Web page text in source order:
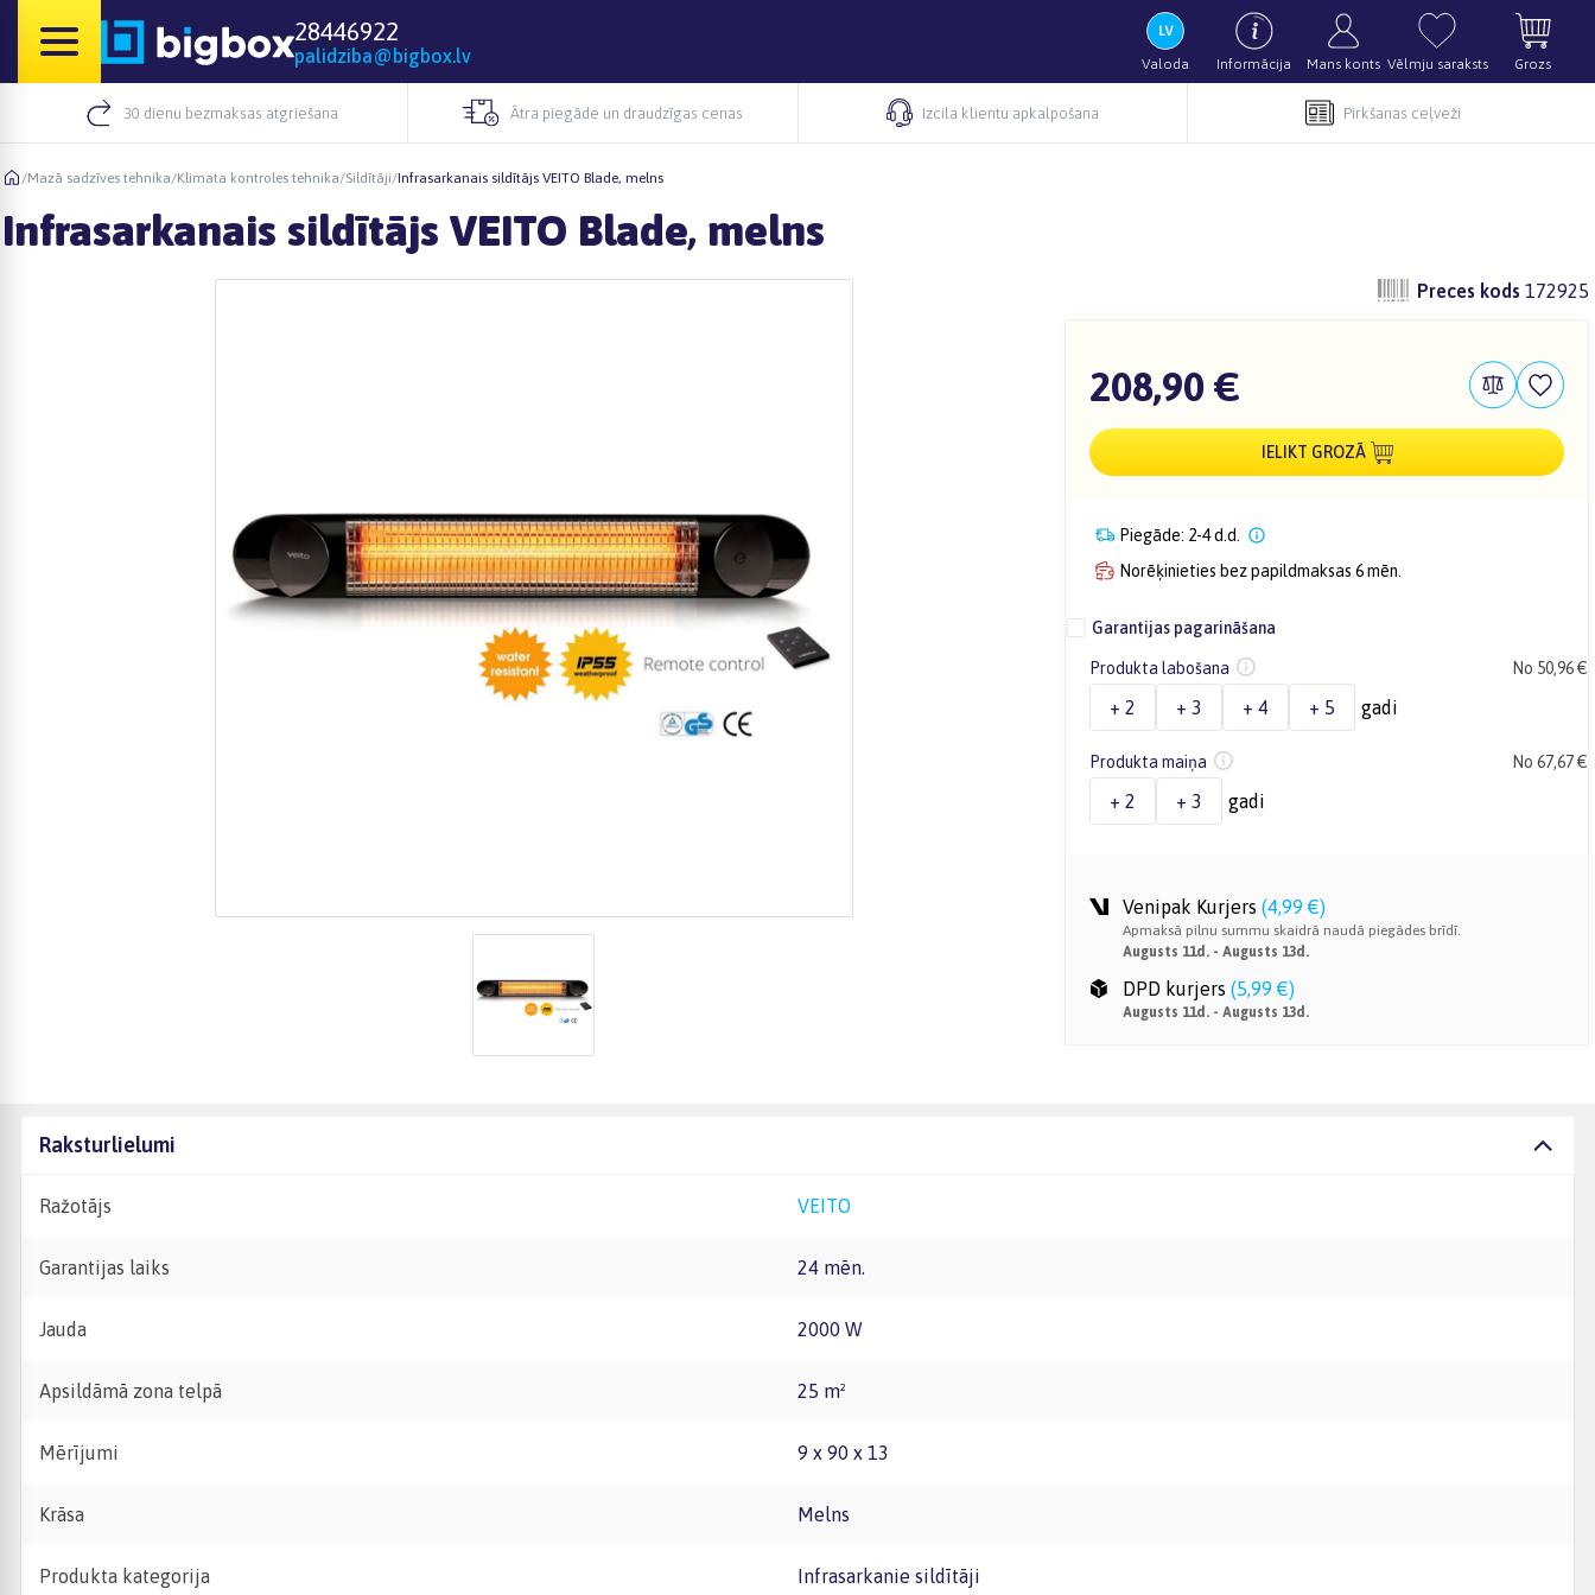
28446922
palidziba@bigbox.lv Valoda Informācija Mans konts Vēlmju saraksts Grozs
30 dienu bezmaksas atgriešana Ātra piegāde un draudzīgas cenas Izcila klientu apkalpošana Pirkšanas ceļveži
/Mazā sadzīves tehnika/Klimata kontroles tehnika/Sildītāji/Infrasarkanais sildītājs VEITO Blade, melns
Infrasarkanais sildītājs VEITO Blade, melns
Preces kods 172925
208,90 €
IELIKT GROZĀ
Piegāde: 2-4 d.d.
Norēķinieties bez papildmaksas 6 mēn.
Garantijas pagarināšana
Produkta labošana No 50,96 €
+ 2 + 3 + 4 + 5 gadi
Produkta maiņa No 67,67 €
+ 2 + 3 gadi
Venipak Kurjers (4,99 €)
Apmaksā pilnu summu skaidrā naudā piegādes brīdī.
Augusts 11d. - Augusts 13d.
DPD kurjers (5,99 €)
Augusts 11d. - Augusts 13d.
Raksturlielumi
Ražotājs VEITO
Garantijas laiks 24 mēn.
Jauda 2000 W
Apsildāmā zona telpā 25 m²
Mērījumi 9 x 90 x 13
Krāsa Melns
Produkta kategorija Infrasarkanie sildītāji